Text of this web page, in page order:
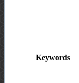
Keywords